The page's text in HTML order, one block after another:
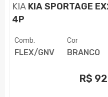
KIA KIA SPORTAGE
4P
Comb.
FLEX/GNV
Cor
BRANCO
R$